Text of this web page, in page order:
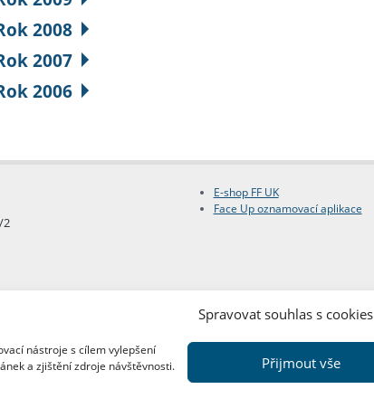
Spravovat souhlas s cookies
nástroje s cílem vylepšení
a zjištění zdroje návštěvnosti.
Přijmout vše
2008
2007
2006
2
E-shop FF UK
Face Up oznamovací aplikace